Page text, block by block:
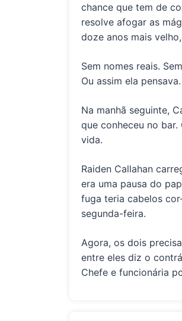
chance que tem de
resolve afogar as
doze anos mais
Sem nomes reais.
Ou assim ela pensava.
Na manhã seguinte,
que conheceu no
vida.
Raiden Callahan
era uma pausa do
fuga teria cabelos
segunda-feira.
Agora, os dois
entre eles diz o
Chefe e funcionária